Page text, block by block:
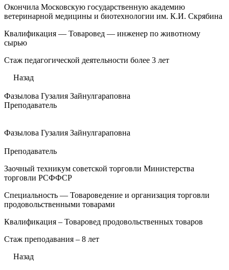
Окончила Московскую государственную академию
ветеринарной медицины и биотехнологии им. К.И. Скрябина
Квалификация — Товаровед — инженер по животному
сырью
Стаж педагогической деятельности более 3 лет
Назад
Фазылова Гузалия Зайнулгараповна
Преподаватель
Фазылова Гузалия Зайнулгараповна
Преподаватель
Заочный техникум советской торговли Министерства
торговли РСФФСР
Специальность — Товароведение и организация торговли
продовольственными товарами
Квалификация – Товаровед продовольственных товаров
Стаж преподавания – 8 лет
Назад